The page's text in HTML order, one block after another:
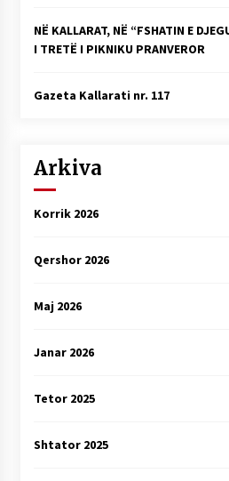
NË KALLARAT, NË “FSHATIN E
I TRETË I PIKNIKU PRANVEROR
Gazeta Kallarati nr. 117
Arkiva
Korrik 2026
Qershor 2026
Maj 2026
Janar 2026
Tetor 2025
Shtator 2025